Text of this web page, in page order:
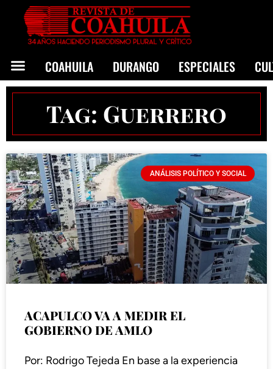
COAHUILA DURANGO ESPECIALES
Tag: Guerrero
ANÁLISIS POLÍTICO Y SOCIAL
ACAPULCO VA A MEDIR EL
GOBIERNO DE AMLO
Por: Rodrigo Tejeda En base a la experiencia